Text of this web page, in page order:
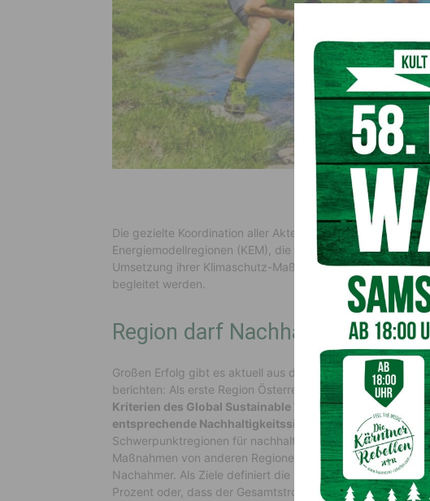
Die gezielte Koordination aller Akteurinnen und Akteure ist
Energiemodellregionen (KEM), die durch zielgerichtete
Umsetzung ihrer Klimaschutz-Maßnahmen auf dem Weg
begleitet werden.
Region darf
Großen Erfolg gibt es aktuell aus der KEM Nassfeld-
berichten: Als erste Region Österreichs hat man einen
Kriterien des Global Sustainable Tourism Council
entsprechende Nachhaltigkeitssiegel tragen dürfen. Die
Schwerpunktregionen für nachhaltigen Tourismus und
Maßnahmen von anderen Regionen ab. Sie dient damit
Nachahmer. Als Ziele definiert die Kärntner Region zum
Prozent oder, dass der Gesamtstromverbrauch zu 100